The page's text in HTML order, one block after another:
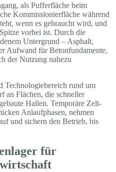
als Pufferfläche beim
Kommissionierfläche während
wenn es gebraucht wird, und
vorbei ist. Durch die
Untergrund – Asphalt,
Aufwand für Betonfundamente,
der Nutzung nahezu
Technologiebereich rund um
an Flächen, die schneller
Hallen. Temporäre Zelt-
Anlaufphasen, nehmen
und sichern den Betrieb, bis
für